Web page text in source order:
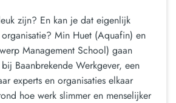
zijn? En kan je dat eigenlijk
Min Huet (Aquafin) en
Management School) gaan
Baanbrekende Werkgever, een
experts en organisaties elkaar
hoe werk slimmer en menselijker